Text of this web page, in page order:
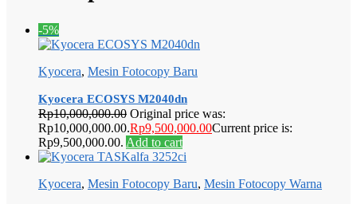
-5%
Kyocera, Mesin Fotocopy Baru
Kyocera ECOSYS M2040dn
Rp10,000,000.00 Original price was:
Rp10,000,000.00.Rp9,500,000.00Current price is:
Rp9,500,000.00. Add to cart
Kyocera, Mesin Fotocopy Baru, Mesin Fotocopy Warna